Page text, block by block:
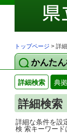
トップページ > 詳
かんた
詳細検索 典
詳細検索
詳細な条件を設
検 索キーワード